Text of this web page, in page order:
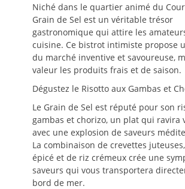
Niché dans le quartier animé du
Grain de Sel est un véritable trésor
gastronomique qui attire les
cuisine. Ce bistrot intimiste propose
du marché inventive et savoureuse,
valeur les produits frais et de saison.
Dégustez le Risotto aux Gambas et
Le Grain de Sel est réputé pour son
gambas et chorizo, un plat qui ravira
avec une explosion de saveurs
La combinaison de crevettes
épicé et de riz crémeux crée une
saveurs qui vous transportera
bord de mer.